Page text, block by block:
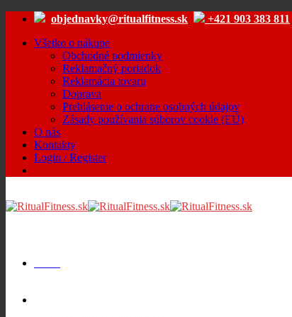
Skip
content
objednavky@ritualfitness.sk
+421 903 383 811
Všetko o nákupe
Obchodné podmienky
Reklamačný poriadok
Reklamácia tovaru
Doprava
Prehlásenie o ochrane osobných údajov
Zásady používania súborov cookie (EÚ)
O nás
Kontakty
Login / Register